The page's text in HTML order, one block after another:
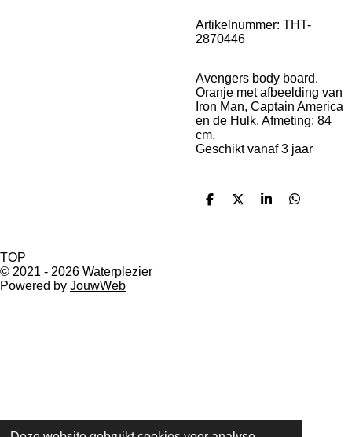
Artikelnummer: THT-
2870446
Avengers body board.
Oranje met afbeelding van
Iron Man, Captain America
en de Hulk. Afmeting: 84
cm.
Geschikt vanaf 3 jaar
D
D
S
D
TOP
© 2021 - 2026 Waterplezier
Powered by JouwWeb